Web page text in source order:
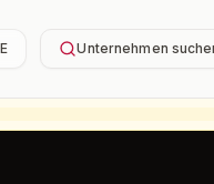
Unternehmen